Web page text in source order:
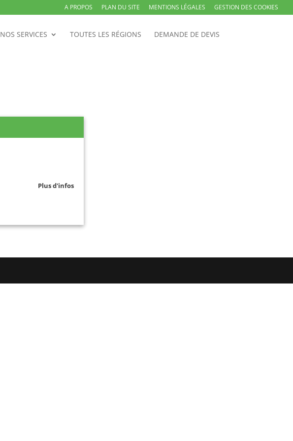
A PROPOS PLAN DU SITE MENTIONS LÉGALES GESTION DES COOKIES
NOS SERVICES TOUTES LES RÉGIONS DEMANDE DE DEVIS
Plus d'infos